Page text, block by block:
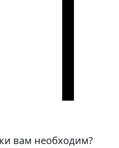
вам необходим?